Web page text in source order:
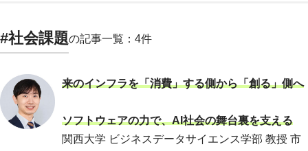
#社会課題の記事一覧：4件
来のインフラを「消費」する側から「創る」側へ
ソフトウェアの力で、AI社会の舞台裏を支える
関西大学 ビジネスデータサイエンス学部 教授 市